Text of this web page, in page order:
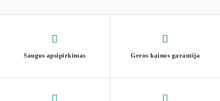
Saugus apsipirkimas Geros kainos garantija